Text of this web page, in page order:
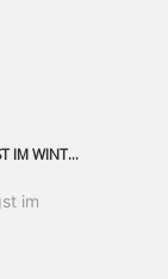
WENN ANDERE BIKEPARKS LÄNGST IM WINTERSCHLAF SIND, IST MAN IN SAALFELDEN LEOGANG IMMER NOCH AM MOUNTAINBIKEN. IST DER HERBST DIE SCHÖNSTE ZEIT DES JAHRES? AUF DEN TRAILS RUND UM SAALFELDEN LEOGANG UND IM EPIC BIKEPARK LEOGANG IST ER DAS AUF JEDEN FALL – UND DIE GEFÜHLT DIE LÄNGSTE NOCH DAZU. NOCH BIS MINDESTENS 8. NOVEMBER STEHT DAS PINZGAUER MOUNTAINBIKE-PARADIES ALLEN RIDERN OFFEN, DIE EINFACH NICHT GENUG KRIEGEN KÖNNEN. DABEI HÄLT DIE GOLDENE JAHRESZEIT IN SAALFELDEN LEOGANG WEIT MEHR ALS LINES, TRAILS UND HERBSTPANORAMEN BEREIT: MIT DEM BIKE FESTIVAL, VERSCHIEDENEN LADIES SHRED EVENTS UND EINEM DIE GESAMTE SAISON ANDAUERNDEN PHOTO CONTEST ZUM 25-JÄHRIGEN BIKEPARK-JUBILÄUM GIBT ES RUND UM ÖSTERREICHS ÄLTESTEN BIKEPARK EINIGES ZU ERLEBEN.
im